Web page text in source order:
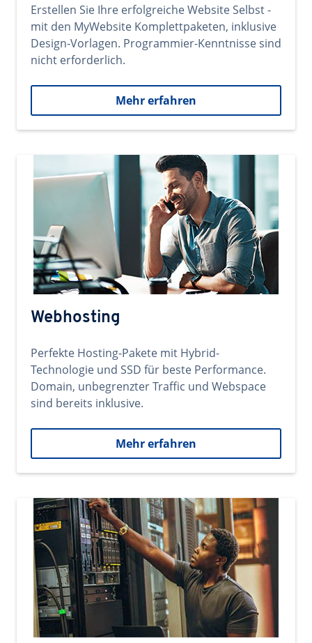
Erstellen Sie Ihre erfolgreiche Website Selbst -
mit den MyWebsite Komplettpaketen, inklusive
Design-Vorlagen. Programmier-Kenntnisse sind
nicht erforderlich.
Mehr erfahren
Webhosting
Perfekte Hosting-Pakete mit Hybrid-
Technologie und SSD für beste Performance.
Domain, unbegrenzter Traffic und Webspace
sind bereits inklusive.
Mehr erfahren